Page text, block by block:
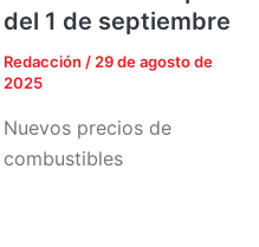
del 1 de septiembre
Redacción / 29 de agosto de
2025
Nuevos precios de
combustibles